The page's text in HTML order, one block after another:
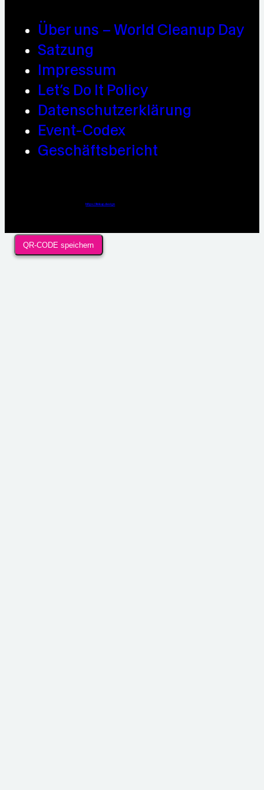
Über uns – World Cleanup Day
Satzung
Impressum
Let’s Do It Policy
Datenschutzerklärung
Event-Codex
Geschäftsbericht
https://linkup.design
QR-CODE speichern